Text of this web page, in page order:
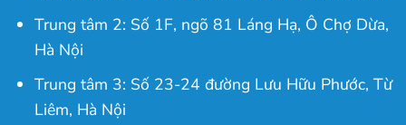
Trung tâm 2: Số 1F, ngõ 81 Láng Hạ, Ô Chợ Dừa,
Hà Nội
Trung tâm 3: Số 23-24 đường Lưu Hữu Phước, Từ
Liêm, Hà Nội